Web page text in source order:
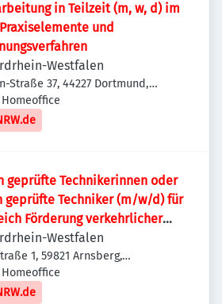
in Teilzeit (m, w, d) im
und
Westfalen
Straße 37, 44227 Dortmund,
geprüfte Technikerinnen oder
geprüfte Techniker (m/w/d) für
Förderung verkehrlicher
Westfalen
1, 59821 Arnsberg,